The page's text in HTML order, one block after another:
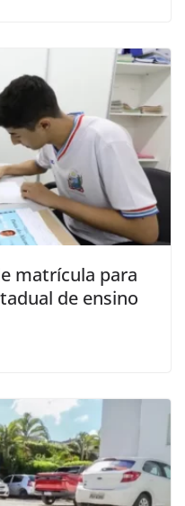
matrícula para
de ensino